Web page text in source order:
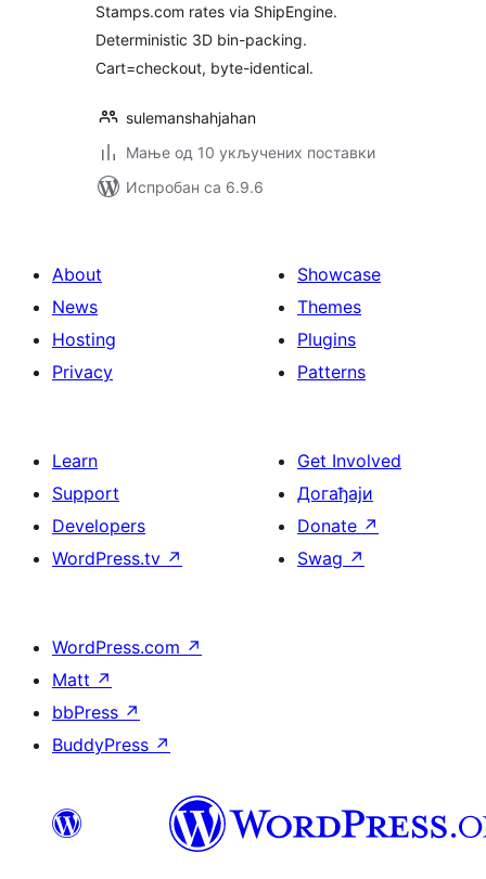
Stamps.com rates via ShipEngine.
Deterministic 3D bin-packing.
Cart=checkout, byte-identical.
sulemanshahjahan
Мање од 10 укључених поставки
Испробан са 6.9.6
About
News
Hosting
Privacy
Showcase
Themes
Plugins
Patterns
Learn
Support
Developers
WordPress.tv ↗
Get Involved
Догађаји
Donate ↗
Swag ↗
WordPress.com ↗
Matt ↗
bbPress ↗
BuddyPress ↗